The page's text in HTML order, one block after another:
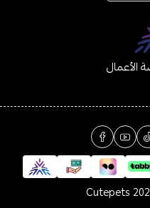
الأعمال
Cutepets